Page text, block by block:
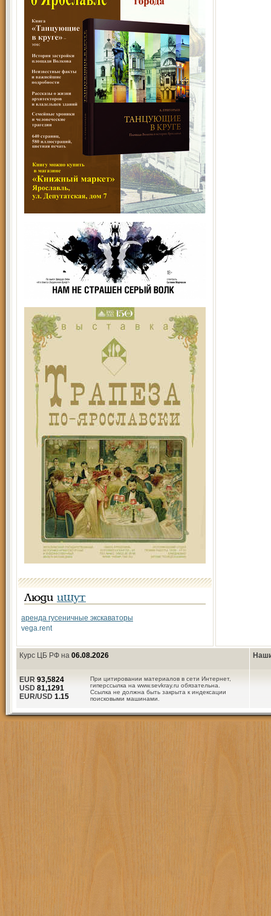
Люди ищут
аренда гусеничные экскаваторы
vega.rent
Курс ЦБ РФ на 06.08.2026
При цитировании материалов в сети Интернет,
гиперссылка на www.sevkray.ru обязательна.
Ссылка не должна быть закрыта к индексации
поисковыми машинами.
EUR 93,5824
USD 81,1291
EUR/USD 1.15